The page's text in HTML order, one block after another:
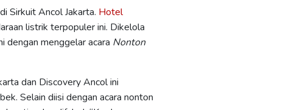
Sirkuit Ancol Jakarta. Hotel
listrik terpopuler ini. Dikelola
dengan menggelar acara Nonton
dan Discovery Ancol ini
Selain diisi dengan acara nonton